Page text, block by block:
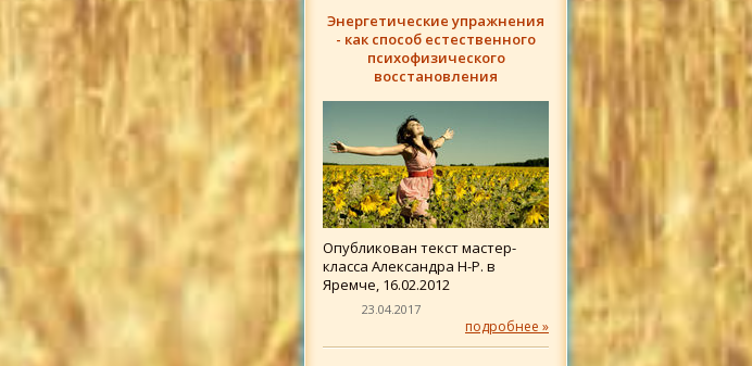
Энергетические упражнения
- как способ естественного
психофизического
восстановления
Опубликован текст мастер-
класса Александра Н-Р. в
Яремче, 16.02.2012
23.04.2017
подробнее »